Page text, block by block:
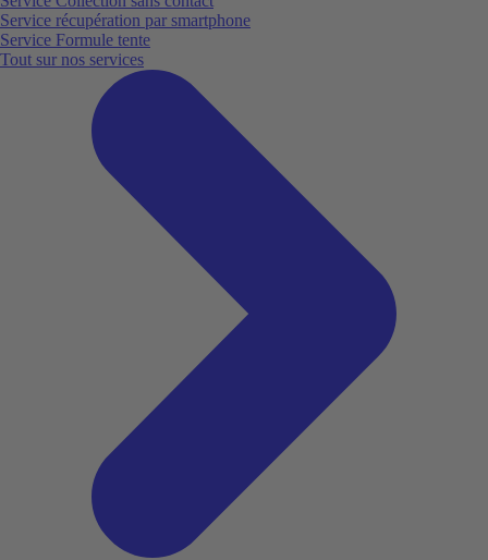
Service récupération par smartphone
Service Formule tente
Tout sur nos services